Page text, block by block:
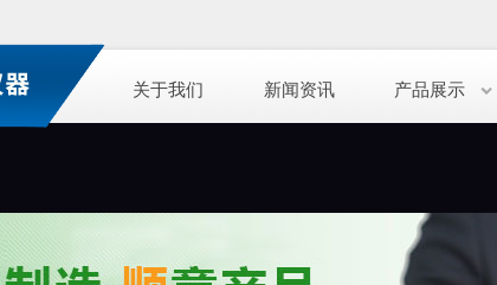
关于我们 新闻资讯 产品展示